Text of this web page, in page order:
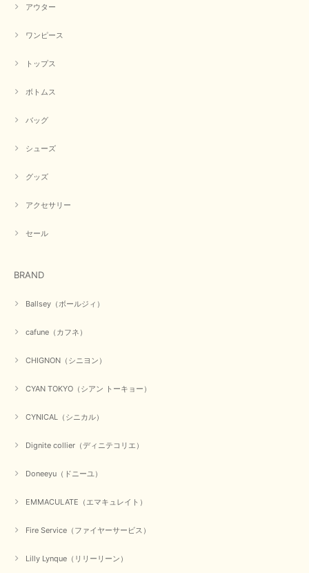
アウター
ワンピース
トップス
ボトムス
バッグ
シューズ
グッズ
アクセサリー
セール
BRAND
Ballsey（ボールジィ）
cafune（カフネ）
CHIGNON（シニヨン）
CYAN TOKYO（シアン トーキョー）
CYNICAL（シニカル）
Dignite collier（ディニテコリエ）
Doneeyu（ドニーユ）
EMMACULATE（エマキュレイト）
Fire Service（ファイヤーサービス）
Lilly Lynque（リリーリーン）